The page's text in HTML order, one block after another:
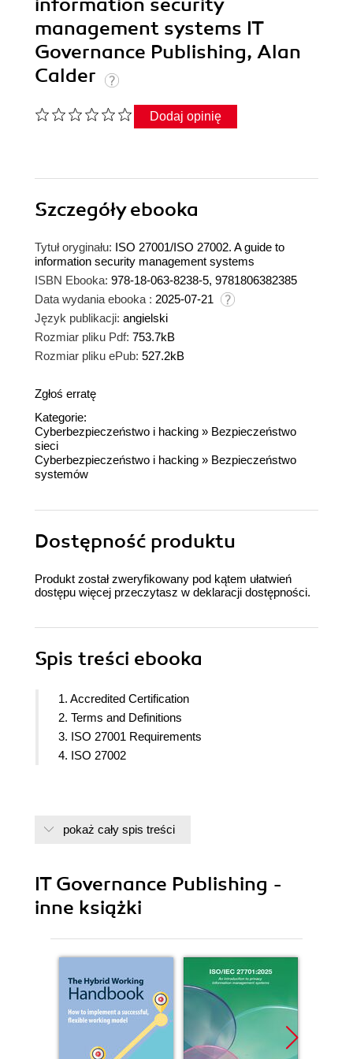
management systems IT
Governance Publishing, Alan
Calder
Dodaj opinię
Szczegółyebooka
Tytuł oryginału: ISO 27001/ISO 27002. A guide to
information security management systems
ISBN Ebooka: 978-18-063-8238-5, 9781806382385
Data wydania ebooka : 2025-07-21
Język publikacji: angielski
Rozmiar pliku Pdf: 753.7kB
Rozmiar pliku ePub: 527.2kB
Zgłoś erratę
Kategorie:
Cyberbezpieczeństwo i hacking » Bezpieczeństwo
sieci
Cyberbezpieczeństwo i hacking » Bezpieczeństwo
systemów
Dostępność produktu
Produkt został zweryfikowany pod kątem ułatwień
dostępu więcej przeczytasz w deklaracji dostępności.
Spis treści ebooka
1. Accredited Certification
2. Terms and Definitions
3. ISO 27001 Requirements
4. ISO 27002
pokaż cały spis treści
IT Governance Publishing -
inne książki